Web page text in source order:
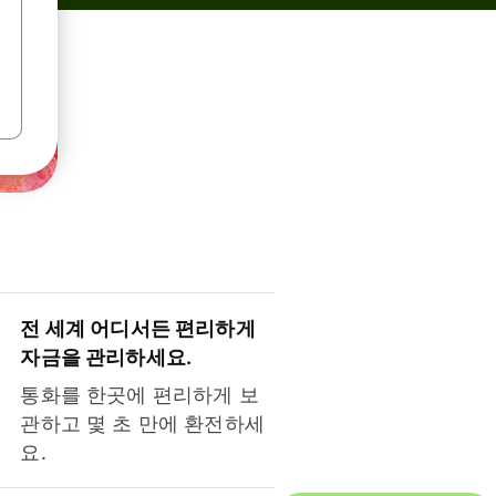
전 세계 어디서든 편리하게
자금을 관리하세요.
통화를 한곳에 편리하게 보
관하고 몇 초 만에 환전하세
요.